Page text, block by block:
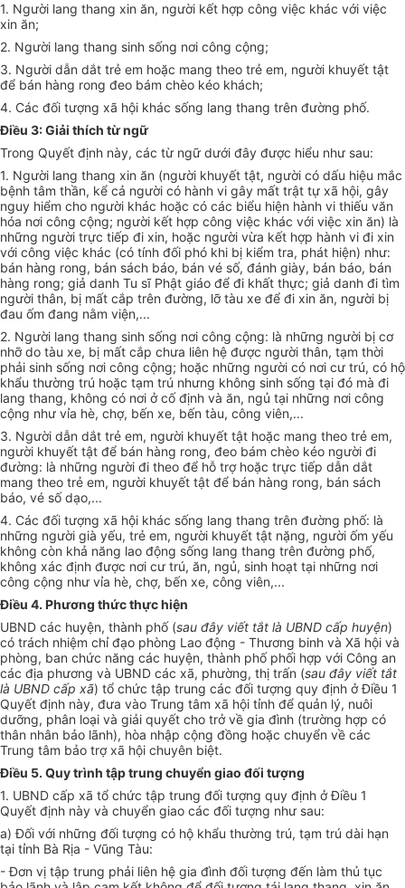
1. Người lang thang xin ăn, người kết hợp công việc khác với việc
xin ăn;
2. Người lang thang sinh sống nơi công cộng;
3. Người dẫn dắt trẻ em hoặc mang theo trẻ em, người khuyết tật
để bán hàng rong đeo bám chèo kéo khách;
4. Các đối tượng xã hội khác sống lang thang trên đường phố.
Điều 3: Giải thích từ ngữ
Trong Quyết định này, các từ ngữ dưới đây được hiểu như sau:
1. Người lang thang xin ăn (người khuyết tật, người có dấu hiệu mắc
bệnh tâm thần, kể cả người có hành vi gây mất trật tự xã hội, gây
nguy hiểm cho người khác hoặc có các biểu hiện hành vi thiếu văn
hóa nơi công cộng; người kết hợp công việc khác với việc xin ăn) là
những người trực tiếp đi xin, hoặc người vừa kết hợp hành vi đi xin
với công việc khác (có tính đối phó khi bị kiểm tra, phát hiện) như:
bán hàng rong, bán sách báo, bán vé số, đánh giày, bán báo, bán
hàng rong; giả danh Tu sĩ Phật giáo để đi khất thực; giả danh đi tìm
người thân, bị mất cắp trên đường, lỡ tàu xe để đi xin ăn, người bị
đau ốm đang nằm viện,...
2. Người lang thang sinh sống nơi công cộng: là những người bị cơ
nhỡ do tàu xe, bị mất cắp chưa liên hệ được người thân, tạm thời
phải sinh sống nơi công cộng; hoặc những người có nơi cư trú, có hộ
khẩu thường trú hoặc tạm trú nhưng không sinh sống tại đó mà đi
lang thang, không có nơi ở cố định và ăn, ngủ tại những nơi công
cộng như vỉa hè, chợ, bến xe, bến tàu, công viên,...
3. Người dẫn dắt trẻ em, người khuyết tật hoặc mang theo trẻ em,
người khuyết tật để bán hàng rong, đeo bám chèo kéo người đi
đường: là những người đi theo để hỗ trợ hoặc trực tiếp dẫn dắt
mang theo trẻ em, người khuyết tật để bán hàng rong, bán sách
báo, vé số dạo,...
4. Các đối tượng xã hội khác sống lang thang trên đường phố: là
những người già yếu, trẻ em, người khuyết tật nặng, người ốm yếu
không còn khả năng lao động sống lang thang trên đường phố,
không xác định được nơi cư trú, ăn, ngủ, sinh hoạt tại những nơi
công cộng như vỉa hè, chợ, bến xe, công viên,...
Điều 4. Phương thức thực hiện
UBND các huyện, thành phố (sau đây viết tắt là UBND cấp huyện)
có trách nhiệm chỉ đạo phòng Lao động - Thương binh và Xã hội và
phòng, ban chức năng các huyện, thành phố phối hợp với Công an
các địa phương và UBND các xã, phường, thị trấn (sau đây viết tắt
là UBND cấp xã) tổ chức tập trung các đối tượng quy định ở Điều 1
Quyết định này, đưa vào Trung tâm xã hội tỉnh để quản lý, nuôi
dưỡng, phân loại và giải quyết cho trở về gia đình (trường hợp có
thân nhân bảo lãnh), hòa nhập cộng đồng hoặc chuyển về các
Trung tâm bảo trợ xã hội chuyên biệt.
Điều 5. Quy trình tập trung chuyển giao đối tượng
1. UBND cấp xã tổ chức tập trung đối tượng quy định ở Điều 1
Quyết định này và chuyển giao các đối tượng như sau:
a) Đối với những đối tượng có hộ khẩu thường trú, tạm trú dài hạn
tại tỉnh Bà Rịa - Vũng Tàu:
- Đơn vị tập trung phải liên hệ gia đình đối tượng đến làm thủ tục